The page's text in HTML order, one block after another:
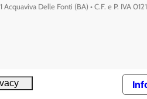
Acquaviva Delle Fonti (BA) • C.F. e P. IVA